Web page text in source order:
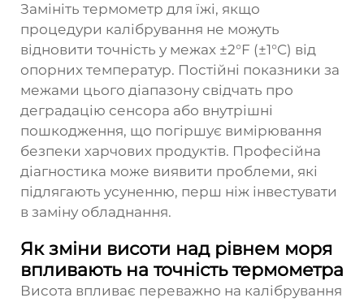
Замініть термометр для їжі, якщо
процедури калібрування не можуть
відновити точність у межах ±2°F (±1°C) від
опорних температур. Постійні показники за
межами цього діапазону свідчать про
деградацію сенсора або внутрішні
пошкодження, що погіршує вимірювання
безпеки харчових продуктів. Професійна
діагностика може виявити проблеми, які
підлягають усуненню, перш ніж інвестувати
в заміну обладнання.
Як зміни висоти над рівнем моря
впливають на точність термометра
Висота впливає переважно на калібрування